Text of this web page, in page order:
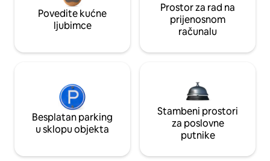
Povedite kućne
ljubimce
Prostor za rad na
prijenosnom
računalu
Besplatan parking
u sklopu objekta
Stambeni prostori
za poslovne
putnike